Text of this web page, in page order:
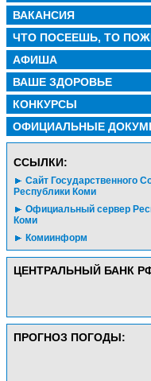
ВАКАНСИЯ
ЧТО ПОСЕЕШЬ, ТО
АФИША
ВАШЕ ЗДОРОВЬЕ
КОНКУРСЫ
ОФИЦИАЛЬНЫЕ
CСЫЛКИ:
Сайт Государственного
Республики Коми
Официальный сервер
Коми
Комиинформ
ЦЕНТРАЛЬНЫЙ БАНК
ПРОГНОЗ ПОГОДЫ: